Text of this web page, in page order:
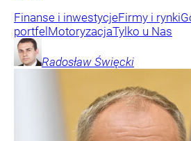
Finanse i inwestycjeFirmy i rynki
portfel MotoryzacjaTylko u Nas
Radosław Święcki